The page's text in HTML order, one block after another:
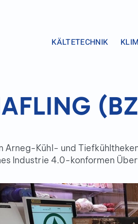
KÄLTETECHNIK
Arneg-Kühl- und
Industrie 4.0-konformen